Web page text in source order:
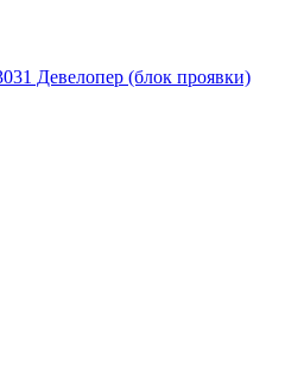
Девелопер (блок проявки)